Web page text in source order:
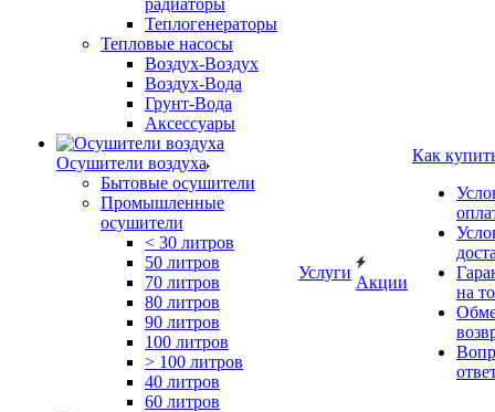
радиаторы
Теплогенераторы
Тепловые насосы
Воздух-Воздух
Воздух-Вода
Грунт-Вода
Аксессуары
Осушители воздуха
Бытовые осушители
Промышленные
осушители
< 30 литров
50 литров
70 литров
80 литров
90 литров
100 литров
> 100 литров
40 литров
60 литров
Услуги
Акции
Как
на